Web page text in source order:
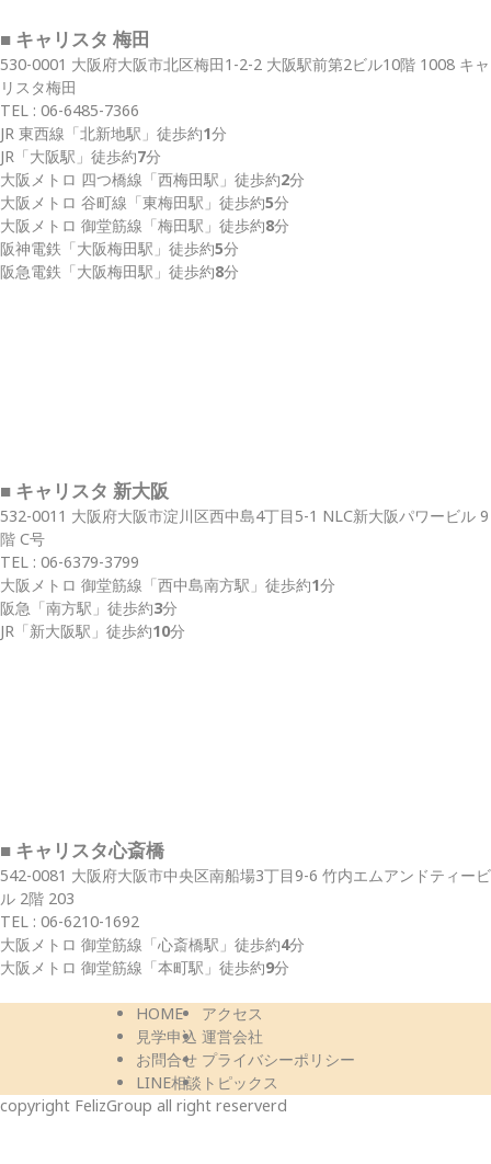
■ キャリスタ 梅田
530-0001 大阪府大阪市北区梅田1-2-2 大阪駅前第2ビル10階 1008 キャ
リスタ梅田
TEL : 06-6485-7366
JR 東西線 「北新地駅」 徒歩約1分
JR 「大阪駅」 徒歩約7分
大阪メトロ 四つ橋線 「西梅田駅」 徒歩約2分
大阪メトロ 谷町線 「東梅田駅」 徒歩約5分
大阪メトロ 御堂筋線 「梅田駅」 徒歩約8分
阪神電鉄 「大阪梅田駅」 徒歩約5分
阪急電鉄 「大阪梅田駅」 徒歩約8分
■ キャリスタ 新大阪
532-0011 大阪府大阪市淀川区西中島4丁目5-1 NLC新大阪パワービル 9
階 C号
TEL : 06-6379-3799
大阪メトロ 御堂筋線 「西中島南方駅」 徒歩約1分
阪急 「南方駅」 徒歩約3分
JR 「新大阪駅」 徒歩約10分
■ キャリスタ心斎橋
542-0081 大阪府大阪市中央区南船場3丁目9-6 竹内エムアンドティービ
ル 2階 203
TEL : 06-6210-1692
大阪メトロ 御堂筋線 「心斎橋駅」 徒歩約4分
大阪メトロ 御堂筋線 「本町駅」 徒歩約9分
HOME
見学申込
お問合せ
LINE相談
アクセス
運営会社
プライバシーポリシー
トピックス
copyright FelizGroup all right reserverd